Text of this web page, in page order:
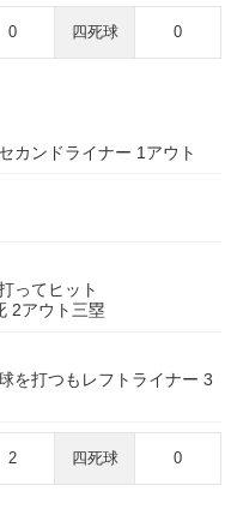
0 四死球 0
カンドライナー 1アウト
ってヒット
2アウト三塁
を打つもレフトライナー 3
2 四死球 0